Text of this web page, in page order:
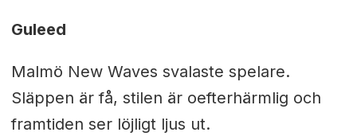
Guleed
Malmö New Waves svalaste spelare.
Släppen är få, stilen är oefterhärmlig och
framtiden ser löjligt ljus ut.